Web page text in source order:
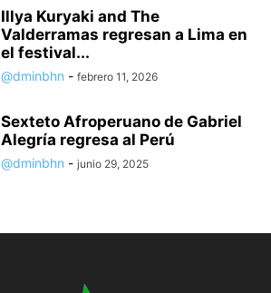
Illya Kuryaki and The
Valderramas regresan a Lima en
el festival...
@dminbhn - febrero 11, 2026
Sexteto Afroperuano de Gabriel
Alegría regresa al Perú
@dminbhn - junio 29, 2025